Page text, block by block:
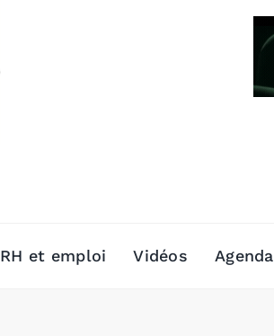
RH et emploi Vidéos Agenda